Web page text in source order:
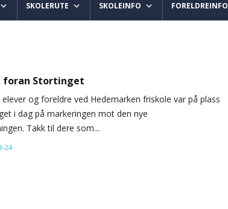
SKOLERUTE SKOLEINFO FORELDREINFO
foran Stortinget
og foreldre ved Hedemarken friskole var på plass
i dag på markeringen mot den nye
Takk til dere som...
24